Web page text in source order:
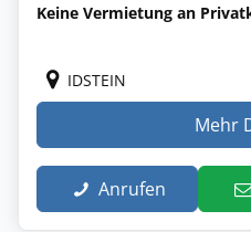
Keine Vermietung an
IDSTEIN
Mehr
Anrufen